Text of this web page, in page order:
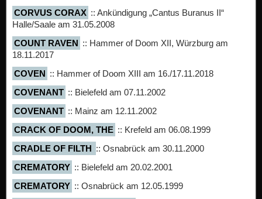
CORVUS CORAX :: Ankündigung „Cantus Buranus II“
Halle/Saale am 31.05.2008
COUNT RAVEN :: Hammer of Doom XII, Würzburg am
18.11.2017
COVEN :: Hammer of Doom XIII am 16./17.11.2018
COVENANT :: Bielefeld am 07.11.2002
COVENANT :: Mainz am 12.11.2002
CRACK OF DOOM, THE :: Krefeld am 06.08.1999
CRADLE OF FILTH :: Osnabrück am 30.11.2000
CREMATORY :: Bielefeld am 20.02.2001
CREMATORY :: Osnabrück am 12.05.1999